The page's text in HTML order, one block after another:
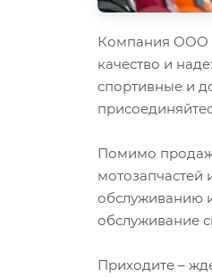
Компания ООО
качество и
спортивные и
Помимо
мотозапчастей
обслуживанию
обслуживание
Приходите –